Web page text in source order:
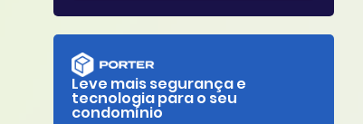
Leve mais segurança e
tecnologia para o seu
condomínio